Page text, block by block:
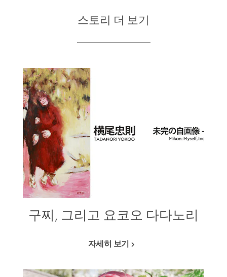
스토리 더 보기
구찌, 그리고 요코오 다다노리
자세히 보기